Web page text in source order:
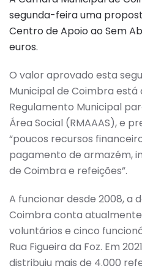
segunda-feira uma
Centro de Apoio ao Sem
euros.
O valor aprovado esta
Municipal de Coimbra está
Regulamento Municipal
Área Social (RMAAAS), e
“poucos recursos
pagamento de armazém,
de Coimbra e refeições”.
A funcionar desde 2008, a
Coimbra conta
voluntários e cinco
Rua Figueira da Foz. Em
distribuiu mais de 4.000